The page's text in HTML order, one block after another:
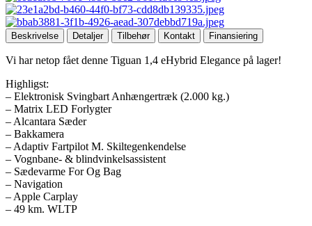
Beskrivelse Detaljer Tilbehør Kontakt Finansiering
Vi har netop fået denne Tiguan 1,4 eHybrid Elegance på lager!
Highligst:
– Elektronisk Svingbart Anhængertræk (2.000 kg.)
– Matrix LED Forlygter
– Alcantara Sæder
– Bakkamera
– Adaptiv Fartpilot M. Skiltegenkendelse
– Vognbane- & blindvinkelsassistent
– Sædevarme For Og Bag
– Navigation
– Apple Carplay
– 49 km. WLTP